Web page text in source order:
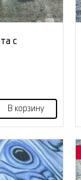
с
В корзину